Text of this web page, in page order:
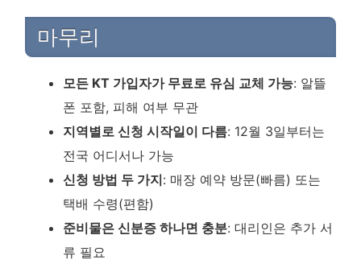
마무리
모든 KT 가입자가 무료로 유심 교체 가능: 알뜰
폰 포함, 피해 여부 무관
지역별로 신청 시작일이 다름: 12월 3일부터는
전국 어디서나 가능
신청 방법 두 가지: 매장 예약 방문(빠름) 또는
택배 수령(편함)
준비물은 신분증 하나면 충분: 대리인은 추가 서
류 필요